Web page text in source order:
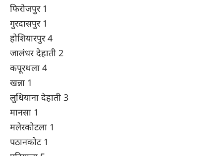
फिरोजपुर 1
गुरदासपुर 1
होशियारपुर 4
जालंधर देहाती 2
कपूरथला 4
खन्ना 1
लुधियाना देहाती 3
मानसा 1
मलेरकोटला 1
पठानकोट 1